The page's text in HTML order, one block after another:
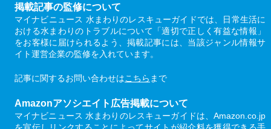
掲載記事の監修について
マイナビニュース 水まわりのレスキューガイドでは、日常生活に
おける水まわりのトラブルについて「適切で正しく有益な情報」
をお客様に届けられるよう、掲載記事には、当該ジャンル情報サ
イト運営企業の監修を入れています。
記事に関するお問い合わせはこちら まで
Amazonアソシエイト広告掲載について
マイナビニュース 水まわりのレスキューガイドは、Amazon.co.jp